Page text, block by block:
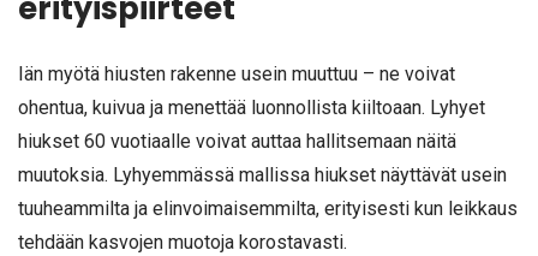
erityispiirteet
Iän myötä hiusten rakenne usein muuttuu – ne voivat
ohentua, kuivua ja menettää luonnollista kiiltoaan. Lyhyet
hiukset 60 vuotiaalle voivat auttaa hallitsemaan näitä
muutoksia. Lyhyemmässä mallissa hiukset näyttävät usein
tuuheammilta ja elinvoimaisemmilta, erityisesti kun leikkaus
tehdään kasvojen muotoja korostavasti.